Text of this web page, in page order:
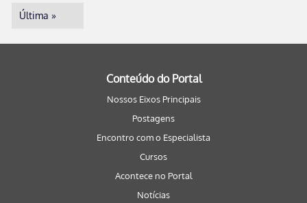
Última »
Conteúdo do Portal
Nossos Eixos Principais
Postagens
Encontro com o Especialista
Cursos
Acontece no Portal
Notícias